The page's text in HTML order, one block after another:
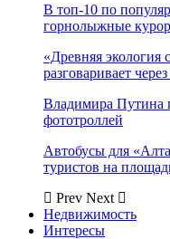
В топ-10 по
горнолыжные
«Древняя
разговаривает
Владимира Путина
фототроллей
Автобусы для
туристов на
Prev Next
Недвижимость
Интересы